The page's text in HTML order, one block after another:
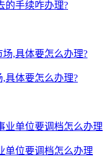
的手续咋办理?
具体要怎么办理?
单位要调档怎么办理